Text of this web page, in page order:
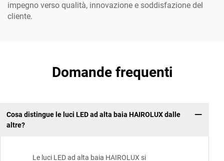
impegno verso qualità, innovazione e soddisfazione del
cliente.
Domande frequenti
Cosa distingue le luci LED ad alta baia HAIROLUX dalle
altre?
Le luci LED ad alta baia HAIROLUX si